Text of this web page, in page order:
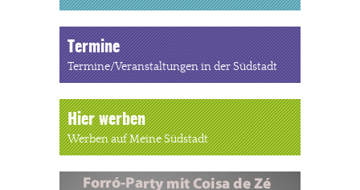
Termine
Termine/Veranstaltungen in der Südstadt
Hier werben
Werben auf Meine Südstadt